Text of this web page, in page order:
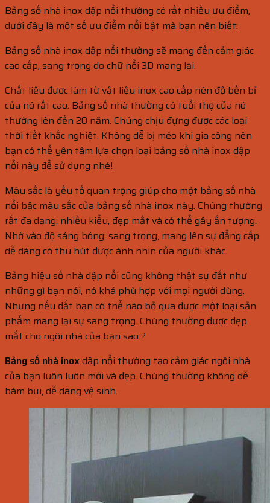
Bảng số nhà inox dập nổi thường có rất nhiều ưu điểm,
dưới đây là một số ưu điểm nổi bật mà bạn nên biết:
Bảng số nhà inox dập nổi thường sẽ mang đến cảm giác
cao cấp, sang trọng do chữ nổi 3D mang lại.
Chất liệu được làm từ vật liệu inox cao cấp nên độ bền bỉ
của nó rất cao. Bảng số nhà thường có tuổi thọ của nó
thường lên đến 20 năm. Chúng chịu đựng được các loại
thời tiết khắc nghiệt. Không dễ bị méo khi gia công nên
bạn có thể yên tâm lựa chọn loại bảng số nhà inox dập
nổi này để sử dụng nhé!
Màu sắc là yếu tố quan trọng giúp cho một bảng số nhà
nổi bậc màu sắc của bảng số nhà inox này. Chúng thường
rất đa dạng, nhiều kiểu, đẹp mắt và có thể gây ấn tượng.
Nhờ vào độ sáng bóng, sang trọng, mang lên sự đẳng cấp,
dễ dàng có thu hút được ánh nhìn của người khác.
Bảng hiệu số nhà dập nổi cũng không thật sự đắt như
những gì bạn nói, nó khá phù hợp với mọi người dùng.
Nhưng nếu đắt bạn có thể nào bỏ qua được một loại sản
phẩm mang lại sự sang trọng. Chúng thường được đẹp
mắt cho ngôi nhà của bạn sao ?
Bảng số nhà inoxdập nổi thường tạo cảm giác ngôi nhà
của bạn luôn luôn mới và đẹp. Chúng thường không dễ
bám bụi, dễ dàng vệ sinh.